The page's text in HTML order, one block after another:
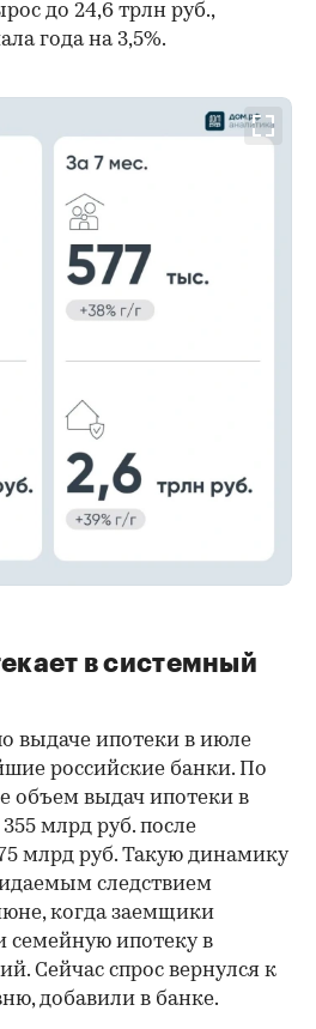
до 24,6 трлн руб.,
года на 3,5%.
в системный
выдаче ипотеки в июле
российские банки. По
объем выдач ипотеки в
млрд руб. после
млрд руб. Такую динамику
следствием
когда заемщики
семейную ипотеку в
Сейчас спрос вернулся к
добавили в банке.